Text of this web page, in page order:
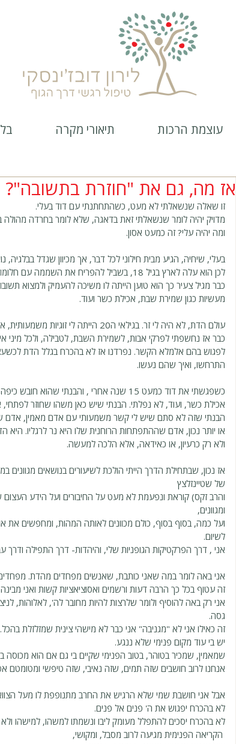
עוצמת הרכות תיאורי מקרה
אז מה, גם את "חוזרת בתשובה"?
זו שאלה שנשאלתי לא מעט, כשהתחתנתי עם דוד בעלי.
מדויק יהיה לומר שנשאלתי זאת בדאגה, שלא לומר בחרדה מהולה
ומה יהיה עלי? זה כמעט אסון.
בעלי, שיחיה, הגיע מבית חילוני לכל דבר, אך מכיוון שגדל בבלגיה,
לכן הוא עלה לארץ בגיל 18, בשביל להפריח את השממה עם חלומות ציוניים גדולים ותוך כדי גם התחזק.
כבר מגיל צעיר כך הוא טוען הייתה לו משיכה להעמיק ולמצוא
מעשיות כגון שמירת שבת, אכילת כשר ועוד.
עולם הדת, לא היה לי זר. בגילאי ה20 הייתה לי זוגיות משמעותית, אהבה ראשונה, עם בחור שחזר בתשובה.
כבר אז נחשפתי לפרקי אבות, לשמירת השבת, לטבילה, ולכל מיני
לפגוש בהם אלמלא הקשר. נפרדנו אז לא בהכרח בגלל הדת
התרחשו, ואיך שהם נעשו.
כשפגשתי את דוד כמעט 15 שנה אחרי , והבנתי
אכילת כשר, ועוד, לא נפלתי. הבנתי שיש כאן משהו שחוזר
הבנתי שזה לא סתם שיש לי קשר משמעותי עם אדם מאמין, אדם
או יותר נכון, אדם שההתפתחות הרוחנית שלו היא נר לרגליו. היא
ולא רק כרעיון, או כאידאה, אלא הלכה למעשה.
אז נכון, שבתחילת הדרך הייתי הולכת לשיעורים בנושאים
של שטיינזלצץ
והרב זקס) קוראת ונפעמת לא מעט על החיבורים ועל הידע
ומגוונים,
ועל כמה, בסוף בסוף, כולם מכוונים לאותה המהות, ומחפשים את
לשיום.
אני , דרך הפרקטיקות הגופניות שלי, והיהדות- דרך התפילה ודרך
אני באה לומר במה שאני כותבת, שאנשים מפחדים מהדת.
זה עטוף בכל כך הרבה דעות ורשמים ואסוציאציות קשות ואני
אני רק באה להוסיף ולומר שלרצות להיות מחובר לה', לאלוהות,
גסה.
זה כאילו אני לא "מגניבה" אני כבר לא מישהי צינית שמזלזלת בהכל.
יש בי עוד מקום פנימי שלא ננגע.
שמאמין, שמכיר בטוהר, בטוב הפנימי שקיים בי גם אם הוא מכוסה
אנחנו לרוב חושבים שזה תמים, שזה נאיבי, שזה טיפשי ומטומטם
אבל אני חושבת שמי שלא הרגיש את החרב מתנופפת לו מעל
לא בהכרח יפגוש את ה' פנים אל פנים.
לא בהכרח יסכים להתפלל מעומק ליבו ונשמתו למשהו, למישהו